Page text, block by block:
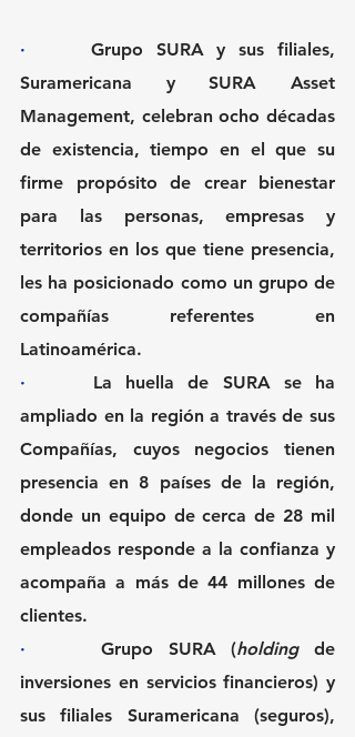
· Grupo SURA y sus filiales,
Suramericana y SURA Asset
Management, celebran ocho décadas
de existencia, tiempo en el que su
firme propósito de crear bienestar
para las personas, empresas y
territorios en los que tiene presencia,
les ha posicionado como un grupo de
compañías referentes en
Latinoamérica.
· La huella de SURA se ha
ampliado en la región a través de sus
Compañías, cuyos negocios tienen
presencia en 8 países de la región,
donde un equipo de cerca de 28 mil
empleados responde a la confianza y
acompaña a más de 44 millones de
clientes.
· Grupo SURA (holding de
inversiones en servicios financieros) y
sus filiales Suramericana (seguros),